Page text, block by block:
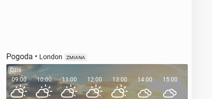
Pogoda • London ZMIANA
Dziś
09:00
10:00 11:00 12:00 13:00 14:00 15:00 16:00